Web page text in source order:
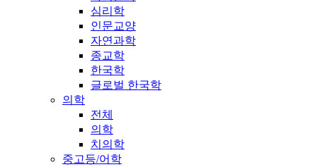
심리학
인문교양
자연과학
종교학
한국학
글로벌 한국학
의학
전체
의학
치의학
중고등/어학